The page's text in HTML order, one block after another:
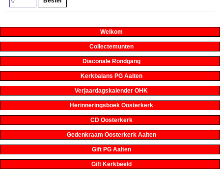
Welkom
Collectemunten
Diaconale Rondgang
Kerkbalans PG Aalten
Verjaardagskalender OHK
Herinneringsboek Oosterkerk
CD Oosterkerk
Gedenkraam Oosterkerk Aalten
Gift PG Aalten
Gift Kerkbeeld